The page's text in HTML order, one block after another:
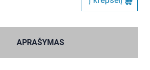
APRAŠYMAS